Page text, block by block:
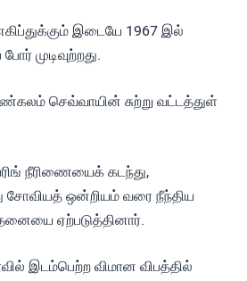
இடையே 1967 இல்
முடிவுற்றது.
செவ்வாயின் சுற்று வட்டத்துள்
நீரிணையைக் கடந்து,
சோவியத் ஒன்றியம் வரை நீந்திய
ஏற்படுத்தினார்.
இடம்பெற்ற விமான விபத்தில்